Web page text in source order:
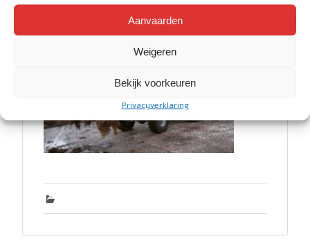
Aanvaarden
Weigeren
Bekijk voorkeuren
Privacyverklaring